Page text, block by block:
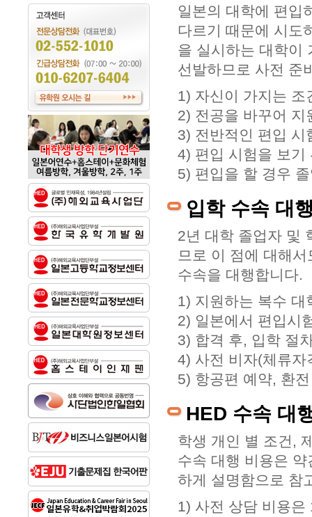
일본의 대학에 편입
다르기 때문에 시도
을 실시하는 대학이
선발하므로 사전 준
1) 자신이 가지는 조
2) 전공을 바꾸어 지
3) 전반적인 편입 시
4) 편입 시험을 보기
5) 편입을 할 경우
입학 수속 대
2년 대학 졸업자 및
므로 이 점에 대해
수속을 대행합니다.
1) 지원하는 복수 대
2) 일본에서 편입시
3) 합격 후, 입학 절
4) 사전 비자(체류
5) 항공편 예약, 환
HED 수속 대
학생 개인 별 조건,
수속 대행 비용은
하게 설명함으로 참
1) 사전 상담 비용은